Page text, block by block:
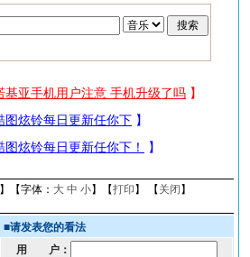
】【字体： 大 中 小】【打印 】 【 关闭 】
■请发表您的看法
用 户：